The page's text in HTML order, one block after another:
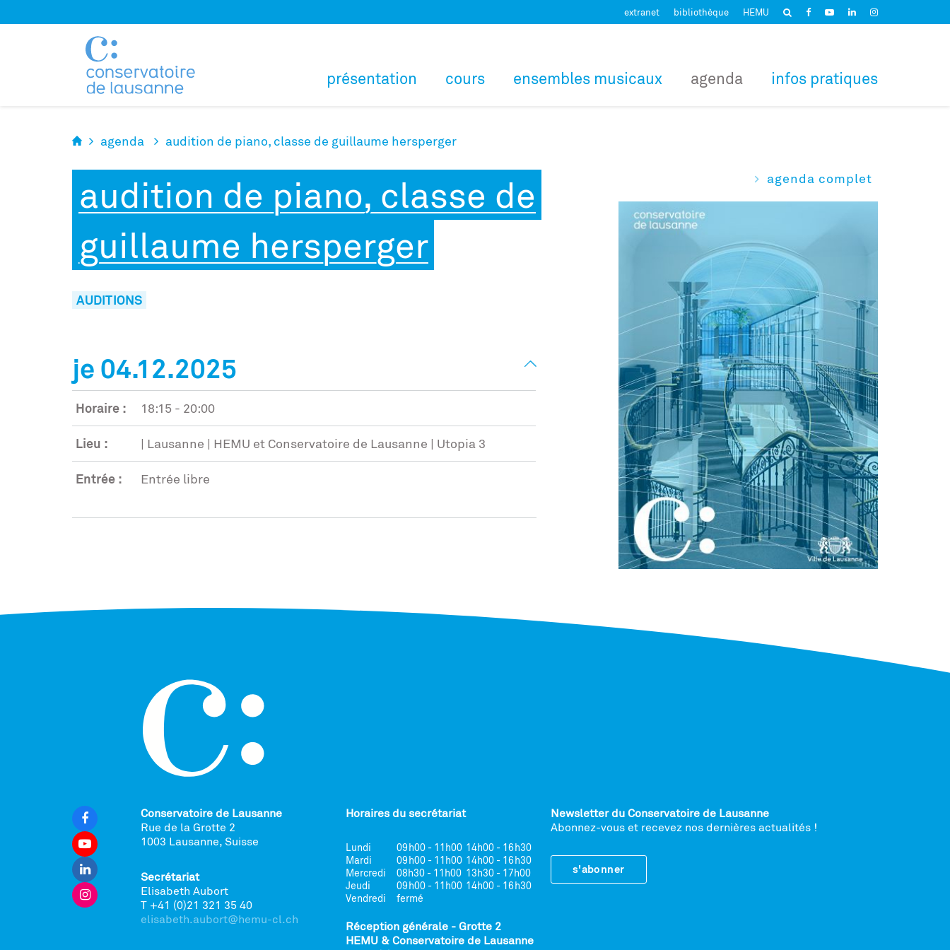
extranet bibliothèque HEMU
présentation cours ensembles musicaux agenda infos pratiques
agenda audition de piano, classe de guillaume hersperger
audition de piano, classe de
guillaume hersperger
AUDITIONS
je 04.12.2025
Horaire : 18:15 - 20:00
Lieu : | Lausanne | HEMU et Conservatoire de Lausanne | Utopia 3
Entrée : Entrée libre
agenda complet
Conservatoire de Lausanne
Rue de la Grotte 2
1003 Lausanne, Suisse
Secrétariat
Elisabeth Aubort
T +41 (0)21 321 35 40
elisabeth.aubort@hemu-cl.ch
Horaires du secrétariat
Lundi 09h00 - 11h00 14h00 - 16h30
Mardi
09h00 - 11h00 14h00 - 16h30
Mercredi
08h30 - 11h00 13h30 - 17h00
Jeudi
09h00 - 11h00 14h00 - 16h30
Vendredi
fermé
Réception générale - Grotte 2
HEMU & Conservatoire de Lausanne
Newsletter du Conservatoire de Lausanne
Abonnez-vous et recevez nos dernières actualités !
s'abonner